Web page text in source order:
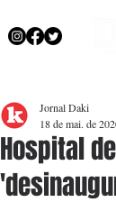
Hospital
Jornal Daki
18 de mai. de